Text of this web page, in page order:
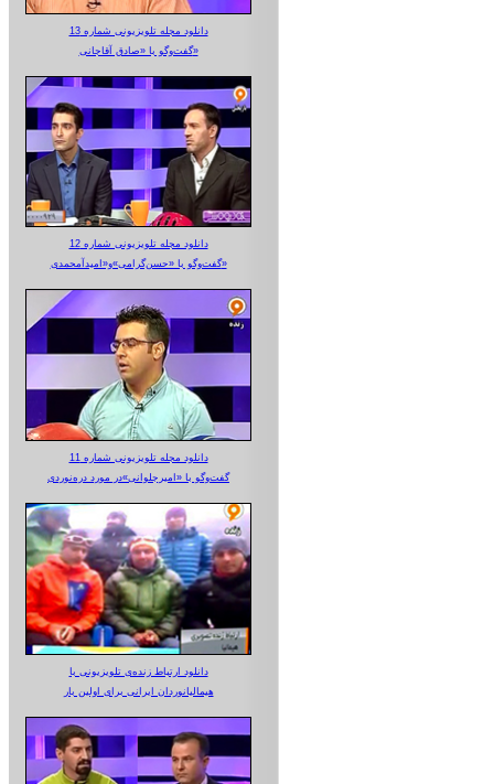
دانلود مجله تلویزیونی شماره 13
گفت‌وگو با «صادق آقاجانی»
دانلود مجله تلویزیونی شماره 12
گفت‌وگو با «حسن‌گرامی»و«امیدآمحمدی»
دانلود مجله تلویزیونی شماره 11
گفت‌وگو با «امیرجلوانی»در مورد دره‌نوردی
دانلود ارتباط زنده‌ی تلویزیونی‌ با
هیمالیانوردان ایرانی برای اولین بار